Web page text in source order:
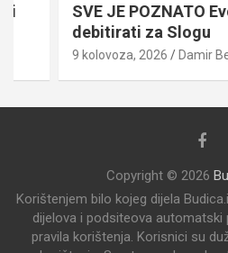
SVE JE POZNATO Evo
debitirati za Slogu
9 kolovoza, 2026 Damir Begović
Copyright © 2026
Korištenjem bilo kojeg dijela
dijelova i podsiteova automatski
pravila korištenja. Korisnici su